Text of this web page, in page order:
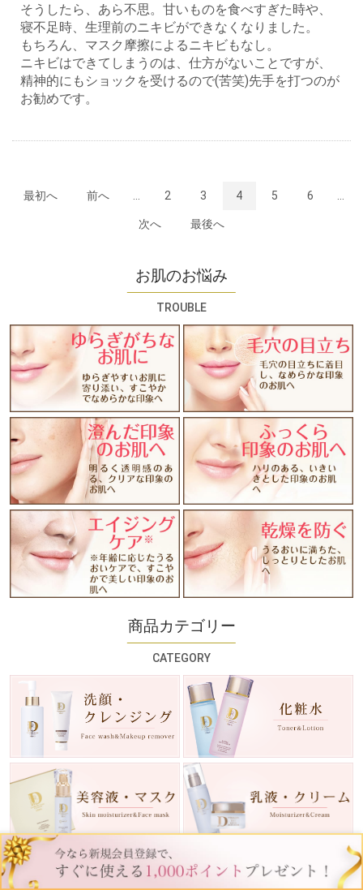
そうしたら、あら不思。甘いものを食べすぎた時や、
寝不足時、生理前のニキビができなくなりました。
もちろん、マスク摩擦によるニキビもなし。
ニキビはできてしまうのは、仕方がないことですが、
精神的にもショックを受けるので(苦笑)先手を打つのが
お勧めです。
最初へ 前へ 2 3 4 5 6
次へ 最後へ
お肌のお悩み
TROUBLE
商品カテゴリー
CATEGORY